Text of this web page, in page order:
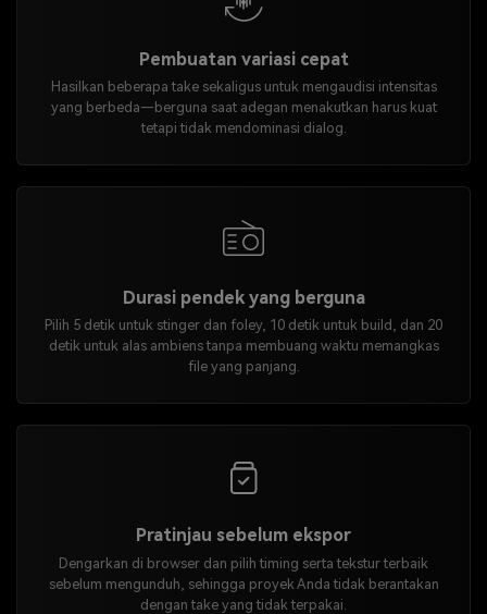
Pembuatan variasi cepat
Hasilkan beberapa take sekaligus untuk mengaudisi intensitas
yang berbeda—berguna saat adegan menakutkan harus kuat
tetapi tidak mendominasi dialog.
Durasi pendek yang berguna
Pilih 5 detik untuk stinger dan foley, 10 detik untuk build, dan 20
detik untuk alas ambiens tanpa membuang waktu memangkas
file yang panjang.
Pratinjau sebelum ekspor
Dengarkan di browser dan pilih timing serta tekstur terbaik
sebelum mengunduh, sehingga proyek Anda tidak berantakan
dengan take yang tidak terpakai.